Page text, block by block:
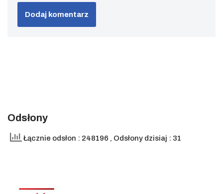
Odsłony
Łącznie odsłon : 248196 , Odsłony dzisiaj : 31